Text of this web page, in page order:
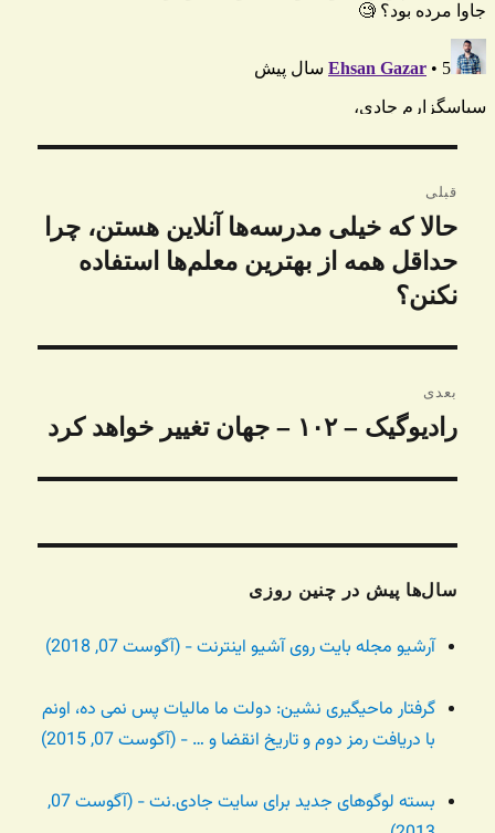
نوشته
قبلی
نوشته
قبلی:
حالا که خیلی‌ مدرسه‌ها آنلاین هستن، چرا
حداقل همه از بهترین معلم‌ها استفاده
نکنن؟
بعدی
نوشته
رادیوگیک – ۱۰۲ – جهان تغییر خواهد کرد
سال‌ها پیش در چنین روزی
آرشیو مجله بایت روی آشیو اینترنت - (آگوست 07, 2018)
گرفتار ماحیگیری نشین: دولت ما مالیات پس نمی ده، اونم
با دریافت رمز دوم و تاریخ انقضا و … - (آگوست 07, 2015)
بسته لوگوهای جدید برای سایت جادی.نت - (آگوست 07,